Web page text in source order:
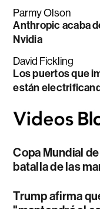
Parmy Olson
Anthropic acaba
Nvidia
David Fickling
Los puertos que
están
Copa Mundial
batalla de las
Trump afirma